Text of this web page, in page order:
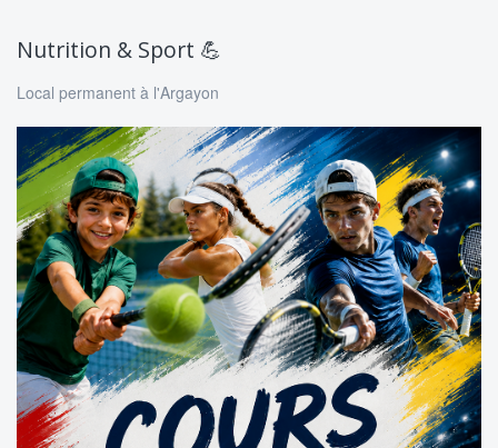
Nutrition & Sport 💪
Local permanent à l'Argayon